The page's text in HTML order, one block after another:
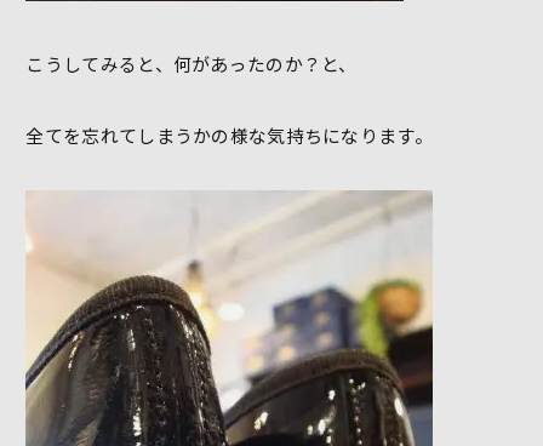
こうしてみると、何があったのか？と、
全てを忘れてしまうかの様な気持ちになります。